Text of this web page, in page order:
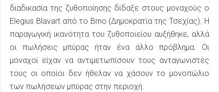
διαδικασία της ζυθοποίησης δίδαξε στους μοναχούς ο
Elegius Blavart από το Brno (Δημοκρατία της Τσεχίας). Η
παραγωγική ικανότητα του ζυθοποιείου αυξήθηκε, αλλά
οι πωλήσεις μπύρας ήταν ένα άλλο πρόβλημα. Οι
μοναχοί είχαν να αντιμετωπίσουν τους ανταγωνιστές
τους οι οποίοι δεν ήθελαν να χάσουν το μονοπώλιο
των πωλήσεων μπύρας στην περιοχή.